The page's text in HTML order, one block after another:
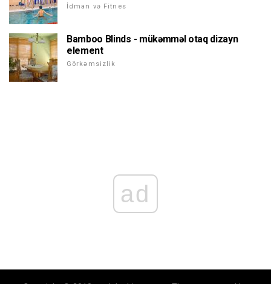
İdman və Fitnes
Bamboo Blinds - mükəmməl otaq dizayn
element
Görkəmsizlik
ad